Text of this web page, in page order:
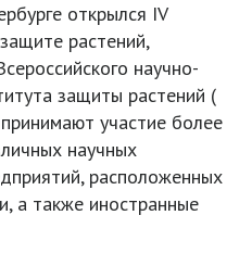
открылся IV
растений,
научно-
защиты растений (
участие более
научных
расположенных
а также иностранные